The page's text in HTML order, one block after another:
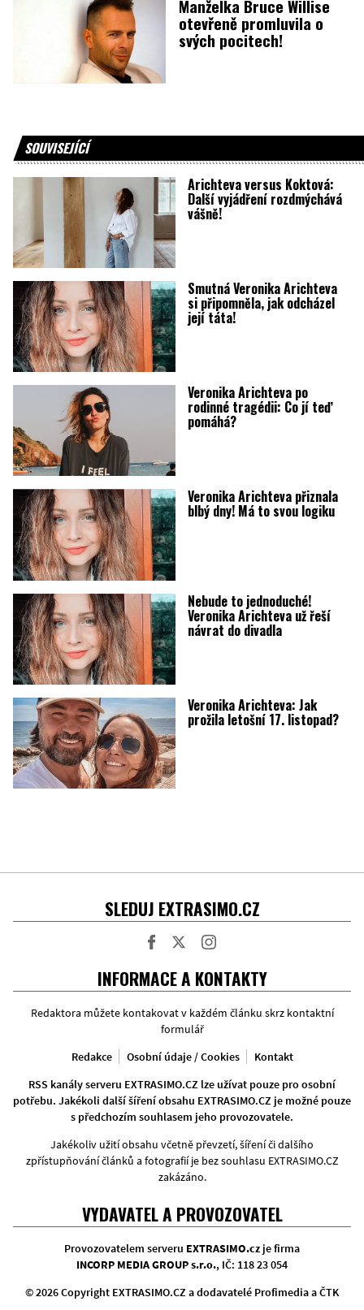
Manželka Bruce Willise
otevřeně promluvila o
svých pocitech!
SOUVISEJÍCÍ
Arichteva versus Koktová:
Další vyjádření rozdmýchává
vášně!
Smutná Veronika Arichteva
si připomněla, jak odcházel
její táta!
Veronika Arichteva po
rodinné tragédii: Co jí teď
pomáhá?
Veronika Arichteva přiznala
blbý dny! Má to svou logiku
Nebude to jednoduché!
Veronika Arichteva už řeší
návrat do divadla
Veronika Arichteva: Jak
prožila letošní 17. listopad?
SLEDUJ EXTRASIMO.CZ
INFORMACE A KONTAKTY
Redaktora můžete kontakovat v každém článku skrz kontaktní
formulář
Redakce
Osobní údaje / Cookies
Kontakt
RSS kanály serveru EXTRASIMO.CZ lze užívat pouze pro osobní
potřebu. Jakékoli další šíření obsahu EXTRASIMO.CZ je možné pouze
s předchozím souhlasem jeho provozovatele.
Jakékoliv užití obsahu včetně převzetí, šíření či dalšího
zpřístupňování článků a fotografií je bez souhlasu EXTRASIMO.CZ
zakázáno.
VYDAVATEL A PROVOZOVATEL
Provozovatelem serveru EXTRASIMO.czje firma
INCORP MEDIA GROUP s.r.o., IČ: 118 23 054
© 2026 Copyright EXTRASIMO.CZ a dodavatelé Profimedia a ČTK